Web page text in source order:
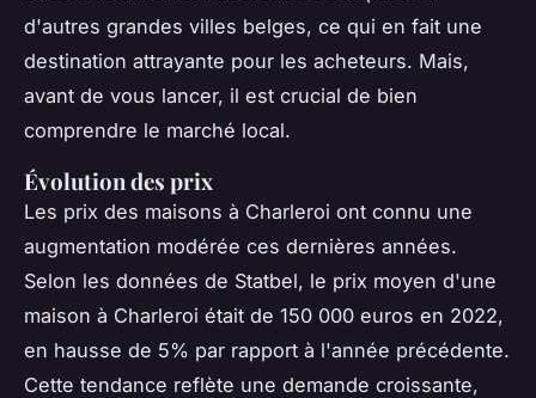
d'autres grandes villes belges, ce qui en fait une
destination attrayante pour les acheteurs. Mais,
avant de vous lancer, il est crucial de bien
comprendre le marché local.
Évolution des prix
Les prix des maisons à Charleroi ont connu une
augmentation modérée ces dernières années.
Selon les données de Statbel, le prix moyen d'une
maison à Charleroi était de 150 000 euros en 2022,
en hausse de 5% par rapport à l'année précédente.
Cette tendance reflète une demande croissante,